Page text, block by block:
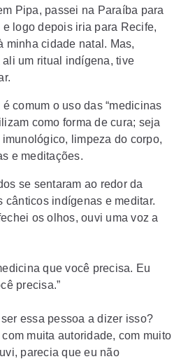
Pipa, passei na Paraíba para
logo depois iria para Recife,
minha cidade natal. Mas,
um ritual indígena, tive
comum o uso das “medicinas
como forma de cura; seja
limpeza do corpo,
e meditações.
se sentaram ao redor da
cânticos indígenas e meditar.
os olhos, ouvi uma voz a
que você precisa. Eu
precisa.”
essa pessoa a dizer isso?
muita autoridade, com muito
parecia que eu não